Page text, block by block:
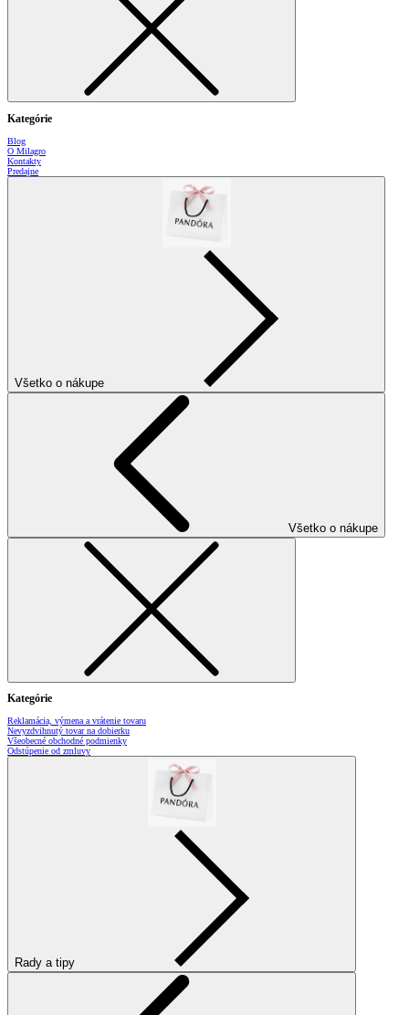
Kategórie
Blog
O Milagro
Kontakty
Predajne
Všetko o nákupe
Všetko o nákupe
Kategórie
Reklamácia, výmena a vrátenie tovaru
Nevyzdvihnutý tovar na dobierku
Všeobecné obchodné podmienky
Odstúpenie od zmluvy
Rady a tipy